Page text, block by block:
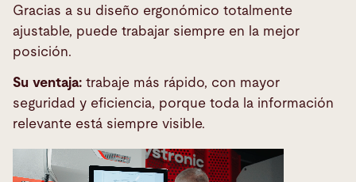
Gracias a su diseño ergonómico totalmente
ajustable, puede trabajar siempre en la mejor
posición.
Su ventaja: trabaje más rápido, con mayor
seguridad y eficiencia, porque toda la información
relevante está siempre visible.